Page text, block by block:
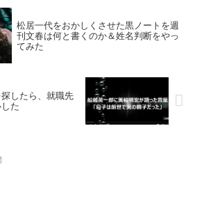
松居一代をおかしくさせた黒ノートを週
刊文春は何と書くのか＆姓名判断をやっ
てみた
したら、就職先
た